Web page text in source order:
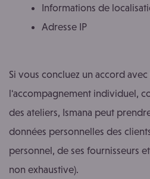
Informations de
Adresse IP
Si vous concluez un accord
l'accompagnement individuel,
des ateliers, Ismana peut
données personnelles des
personnel, de ses fournisseurs
non exhaustive).